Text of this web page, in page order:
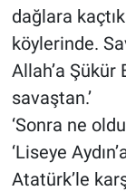
dağlara
köylerinde.
Allah’a Şükür
savaştan.’
‘Sonra ne
‘Liseye
Atatürk’le